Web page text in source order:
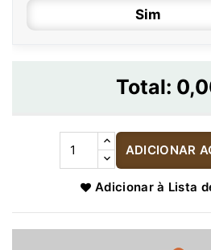
Sim
Total:
ADICIONAR
Adicionar à Lista